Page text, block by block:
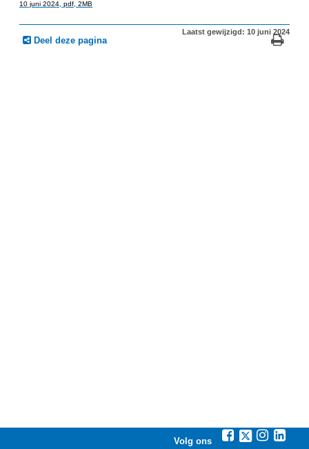
10 juni 2024,pdf , 2MB
Deel deze pagina
Laatst gewijzigd: 10 juni 2024
Volg ons